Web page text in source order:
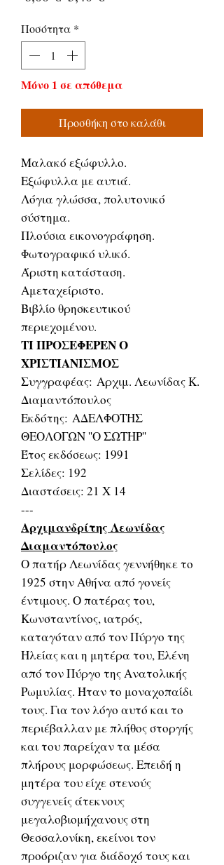
Ποσότητα *
Μόνο 1 σε απόθεμα
Προσθήκη στο καλάθι
Μαλακό εξώφυλλο.
Εξώφυλλα με αυτιά.
Λόγια γλώσσα, πολυτονικό
σύστημα.
Πλούσια εικονογράφηση.
Φωτογραφικό υλικό.
Άριστη κατάσταση.
Αμεταχείριστο.
Βιβλίο θρησκευτικού
περιεχομένου.
ΤΙ ΠΡΟΣΕΦΕΡΕΝ Ο
ΧΡΙΣΤΙΑΝΙΣΜΟΣ
Συγγραφέας: Αρχιμ. Λεωνίδας Κ.
Διαμαντόπουλος
Εκδότης: ΑΔΕΛΦΟΤΗΣ
ΘΕΟΛΟΓΩΝ ''Ο ΣΩΤΗΡ''
Έτος εκδόσεως: 1991
Σελίδες: 192
Διαστάσεις: 21 Χ 14
---
Αρχιμανδρίτης Λεωνίδας
Διαμαντόπουλος
Ο πατήρ Λεωνίδας γεννήθηκε το
1925 στην Αθήνα από γονείς
έντιμους. Ο πατέρας του,
Κωνσταντίνος, ιατρός,
καταγόταν από τον Πύργο της
Ηλείας και η μητέρα του, Ελένη
από τον Πύργο της Ανατολικής
Ρωμυλίας. Ήταν το μοναχοπαίδι
τους. Για τον λόγο αυτό και το
περιέβαλλαν με πλήθος στοργής
και του παρείχαν τα μέσα
πλήρους μορφώσεως. Επειδή η
μητέρα του είχε στενούς
συγγενείς άτεκνους
μεγαλοβιομήχανους στη
Θεσσαλονίκη, εκείνοι τον
προόριζαν για διάδοχό τους και